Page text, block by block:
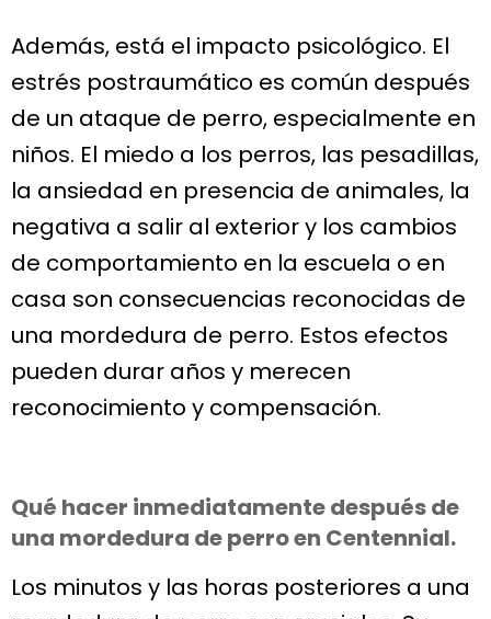
Además, está el impacto psicológico. El
estrés postraumático es común después
de un ataque de perro, especialmente en
niños. El miedo a los perros, las pesadillas,
la ansiedad en presencia de animales, la
negativa a salir al exterior y los cambios
de comportamiento en la escuela o en
casa son consecuencias reconocidas de
una mordedura de perro. Estos efectos
pueden durar años y merecen
reconocimiento y compensación.
Qué hacer inmediatamente después de
una mordedura de perro en Centennial.
Los minutos y las horas posteriores a una